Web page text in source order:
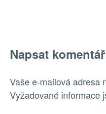
Napsat komentář
Vaše e-mailová adresa
Vyžadované informace